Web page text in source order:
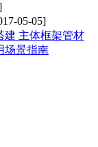
05-05]
建 主体框架管材
场景指南